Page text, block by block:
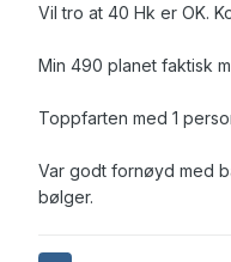
Vil tro at 40 Hk er OK.
Min 490 planet faktisk
Toppfarten med 1
Var godt fornøyd med
bølger.